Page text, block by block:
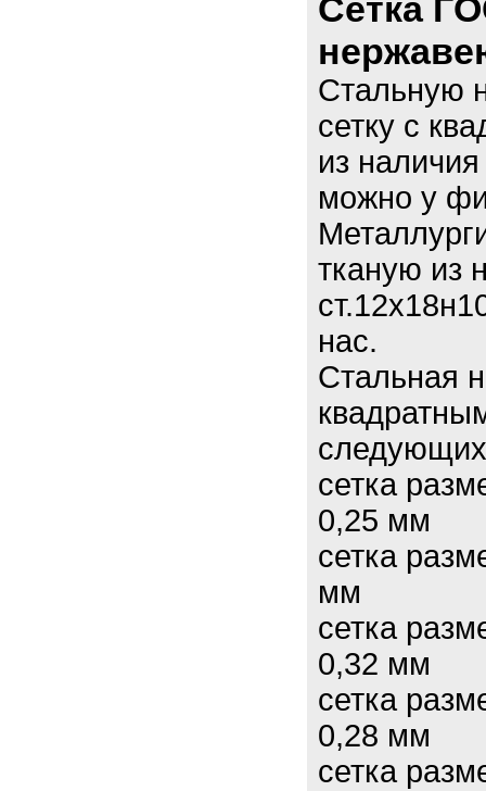
Сетка
Стальную
сетку с
из
можно у
тканую из
нас.
Стальная
сетка
0,25 мм
сетка
мм
сетка
0,32 мм
сетка
0,28 мм
сетка